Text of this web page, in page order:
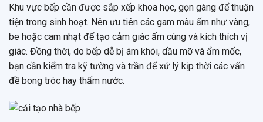
Khu vực bếp cần được sắp xếp khoa học, gọn gàng để thuận
tiện trong sinh hoạt. Nên ưu tiên các gam màu ấm như vàng,
be hoặc cam nhạt để tạo cảm giác ấm cúng và kích thích vị
giác. Đồng thời, do bếp dễ bị ám khói, dầu mỡ và ẩm mốc,
bạn cần kiểm tra kỹ tường và trần để xử lý kịp thời các vấn
đề bong tróc hay thấm nước.